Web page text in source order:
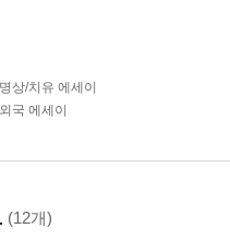
명상/치유 에세이
외국 에세이
(12개)